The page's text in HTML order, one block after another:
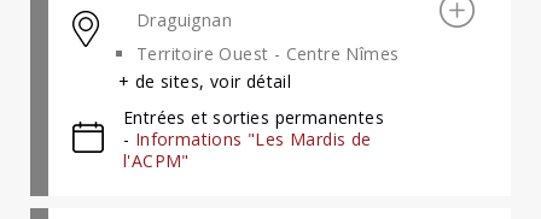
Draguignan
Territoire Ouest - Centre Nîmes
+ de sites, voir détail
Entrées et sorties permanentes
- Informations "Les Mardis de
l'ACPM"